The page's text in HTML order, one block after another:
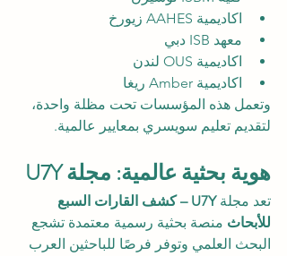
اكاديمية AAHES زيورخ
معهد ISB دبي
اكاديمية OUS لندن
اكاديمية Amber ريغا
وتعمل هذه المؤسسات تحت مظلة واحدة،
لتقديم تعليم سويسري بمعايير عالمية.
هوية بحثية عالمية: مجلة U7Y
تعد مجلة
U7Y – كشف القارات السبع
للأبحاث منصة بحثية رسمية معتمدة تشجع
البحث العلمي وتوفر فرصًا للباحثين العرب